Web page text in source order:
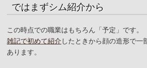
ではまずシム紹介から
この時点での職業はもちろん「予定」です。
雑記で初めて紹介 したときから顔の造形で一
あります。